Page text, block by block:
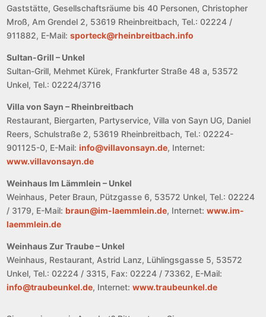
Gaststätte, Gesellschaftsräume bis 40 Personen, Christopher
Mroß, Am Grendel 2, 53619 Rheinbreitbach, Tel.: 02224 /
911882, E-Mail:sporteck@rheinbreitbach.info
Sultan-Grill – Unkel
Sultan-Grill, Mehmet Kürek, Frankfurter Straße 48 a, 53572
Unkel, Tel.: 02224/3716
Villa von Sayn – Rheinbreitbach
Restaurant, Biergarten, Partyservice, Villa von Sayn UG, Daniel
Reers, Schulstraße 2, 53619 Rheinbreitbach, Tel.: 02224-
901125-0, E-Mail:info@villavonsayn.de, Internet:
www.villavonsayn.de
Weinhaus Im Lämmlein – Unkel
Weinhaus, Peter Braun, Pützgasse 6, 53572 Unkel, Tel.: 02224
/ 3179, E-Mail:braun@im-laemmlein.de, Internet:www.im-
laemmlein.de
Weinhaus Zur Traube – Unkel
Weinhaus, Restaurant, Astrid Lanz, Lühlingsgasse 5, 53572
Unkel, Tel.: 02224 / 3315, Fax: 02224 / 73362, E-Mail:
info@traubeunkel.de, Internet:www.traubeunkel.de